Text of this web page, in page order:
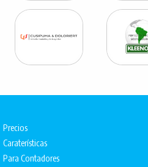
Precios
Caraterísticas
Para Contadores